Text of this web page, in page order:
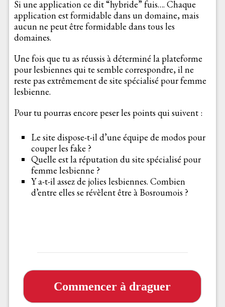
Si une application ce dit “hybride” fuis…. Chaque
application est formidable dans un domaine, mais
aucun ne peut être formidable dans tous les
domaines.
Une fois que tu as réussis à déterminé la plateforme
pour lesbiennes qui te semble correspondre, il ne
reste pas extrêmement de site spécialisé pour femme
lesbienne.
Pour tu pourras encore peser les points qui suivent :
Le site dispose-t-il d’une équipe de modos pour
couper les fake ?
Quelle est la réputation du site spécialisé pour
femme lesbienne ?
Y a-t-il assez de jolies lesbiennes. Combien
d’entre elles se révèlent être à Bosroumois ?
Commencer à draguer